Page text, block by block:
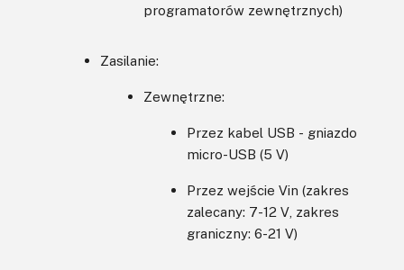
programatorów zewnętrznych)
Zasilanie:
Zewnętrzne:
Przez kabel USB - gniazdo
micro-USB (5 V)
Przez wejście Vin (zakres
zalecany: 7-12 V, zakres
graniczny: 6-21 V)